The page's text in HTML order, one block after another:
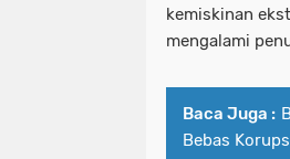
kemiskinan
mengalami
Baca Juga :
Bebas